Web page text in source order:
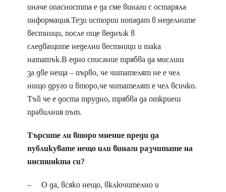
иначе опасността е да сме винаги с остаряла
информация.Тези истории попадат в неделните
вестници, после още веднъж в
следващите неделни вестници и така
нататък.В едно списание трябва да мислиш
за две неща – първо, че читателят не е чел
нищо друго и второ,че читателят е чел всичко.
Тъй че е доста трудно, трябва да откриеш
правилния път.
Търсите ли второ мнение преди да
публикувате нещо или винаги разчитате на
инстинкта си?
– О да, всяко нещо, включително и